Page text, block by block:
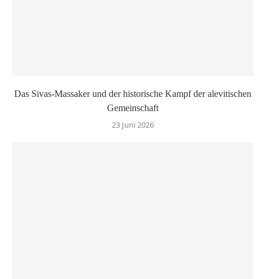
Das Sivas-Massaker und der historische Kampf der alevitischen
Gemeinschaft
23 Juni 2026